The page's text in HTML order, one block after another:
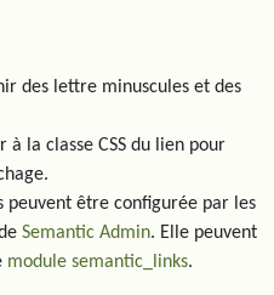
des lettre minuscules et des
la classe CSS du lien pour
peuvent être configurée par les
Semantic Admin. Elle peuvent
module semantic_links.